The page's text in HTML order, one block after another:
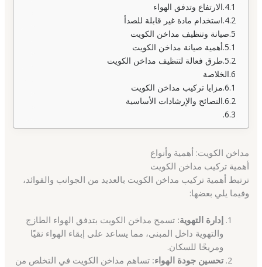
الارتفاع وتدفق الهواء
استخدام مادة غير قابلة للصدأ
صيانة وتنظيف مداخن الكويت
أهمية صيانة مداخن الكويت
طرق فعالة لتنظيف مداخن الكويت
الخلاصة
مزايا تركيب مداخن الكويت
النصائح والإرشادات الأساسية
مداخن الكويت: أهمية وأنواع
أهمية تركيب مداخن الكويت
ترتبط أهمية تركيب مداخن الكويت بالعديد من الجوانب والفوائد،
وفيما يلي بعضها:
إدارة التهوية: تسمح مداخن الكويت بتدفق الهواء الطازج
والتهوية داخل المبنى، مما يساعد على إبقاء الهواء نقيًا
ومريحًا للسكان.
تحسين جودة الهواء: تساهم مداخن الكويت في التخلص من